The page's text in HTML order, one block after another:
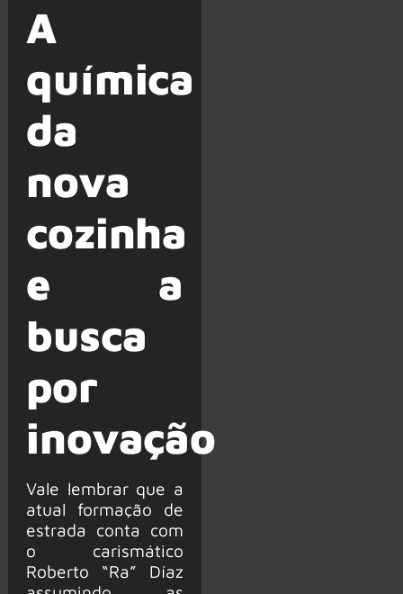
A
química
da
nova
cozinha
e a
busca
por
inovação
Vale lembrar que a
atual formação de
estrada conta com
o carismático
Roberto “Ra” Díaz